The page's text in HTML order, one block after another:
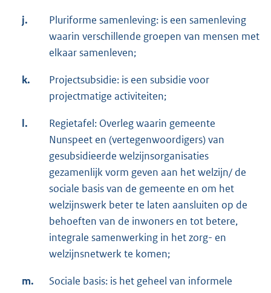
j.
Pluriforme samenleving: is een samenleving
waarin verschillende groepen van mensen met
elkaar samenleven;
k.
Projectsubsidie: is een subsidie voor
projectmatige activiteiten;
l.
Regietafel: Overleg waarin gemeente
Nunspeet en (vertegenwoordigers) van
gesubsidieerde welzijnsorganisaties
gezamenlijk vorm geven aan het welzijn/ de
sociale basis van de gemeente en om het
welzijnswerk beter te laten aansluiten op de
behoeften van de inwoners en tot betere,
integrale samenwerking in het zorg- en
welzijnsnetwerk te komen;
m.
Sociale basis: is het geheel van informele